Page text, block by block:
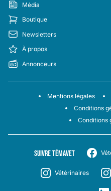
Média
Boutique
Newsletters
À propos
Annonceurs
Mentions légales
Conditions
Conditions
SUIVRE TÉMAVET
Vétérinaires